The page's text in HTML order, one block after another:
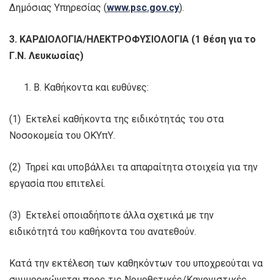
Δημόσιας Υπηρεσίας (www.psc.gov.cy).
3. ΚΑΡΔΙΟΛΟΓΙΑ/ΗΛΕΚΤΡΟΦΥΣΙΟΛΟΓΙΑ (1 θέση για το
Γ.Ν. Λευκωσίας)
Β. Καθήκοντα και ευθύνες:
(1) Εκτελεί καθήκοντα της ειδικότητάς του στα
Νοσοκομεία του ΟΚΥπΥ.
(2) Τηρεί και υποβάλλει τα απαραίτητα στοιχεία για την
εργασία που επιτελεί.
(3) Εκτελεί οποιαδήποτε άλλα σχετικά με την
ειδικότητά του καθήκοντα του ανατεθούν.
Κατά την εκτέλεση των καθηκόντων του υποχρεούται να